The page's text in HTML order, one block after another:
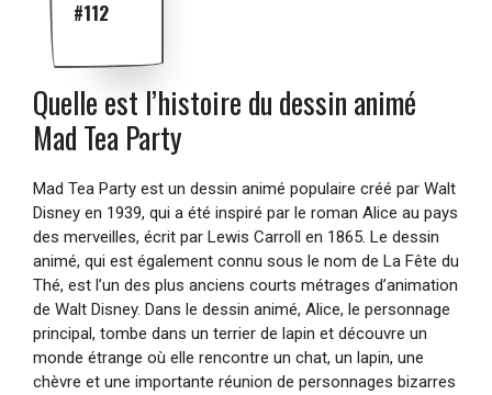
#112
Quelle est l’histoire du dessin animé
Mad Tea Party
Mad Tea Party est un dessin animé populaire créé par Walt
Disney en 1939, qui a été inspiré par le roman Alice au pays
des merveilles, écrit par Lewis Carroll en 1865. Le dessin
animé, qui est également connu sous le nom de La Fête du
Thé, est l’un des plus anciens courts métrages d’animation
de Walt Disney. Dans le dessin animé, Alice, le personnage
principal, tombe dans un terrier de lapin et découvre un
monde étrange où elle rencontre un chat, un lapin, une
chèvre et une importante réunion de personnages bizarres